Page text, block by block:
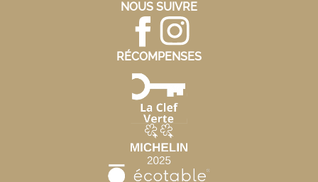
NOUS SUIVRE
RÉCOMPENSES